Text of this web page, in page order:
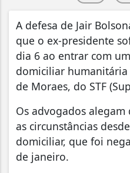
A defesa de Jair
que o ex-presidente
dia 6 ao entrar com
domiciliar
de Moraes, do STF
Os advogados
as circunstâncias
domiciliar, que foi
de janeiro.